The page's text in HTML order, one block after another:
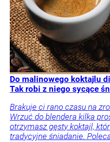
Do malinowego koktajlu
Tak robi z niego sycące
Brakuje ci rano czasu na
Wrzuć do blendera kilka
otrzymasz gęsty koktajl,
tradycyjne śniadanie.